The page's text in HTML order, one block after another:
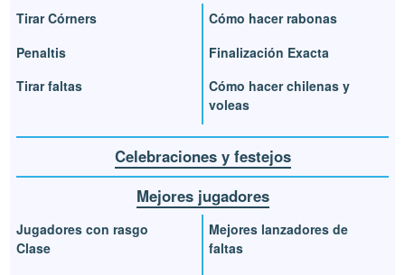
Tirar Córners
Penaltis
Tirar faltas
Cómo hacer rabonas
Finalización Exacta
Cómo hacer chilenas y
voleas
Celebraciones y festejos
Mejores jugadores
Jugadores con rasgo
Clase
Mejores lanzadores de
faltas